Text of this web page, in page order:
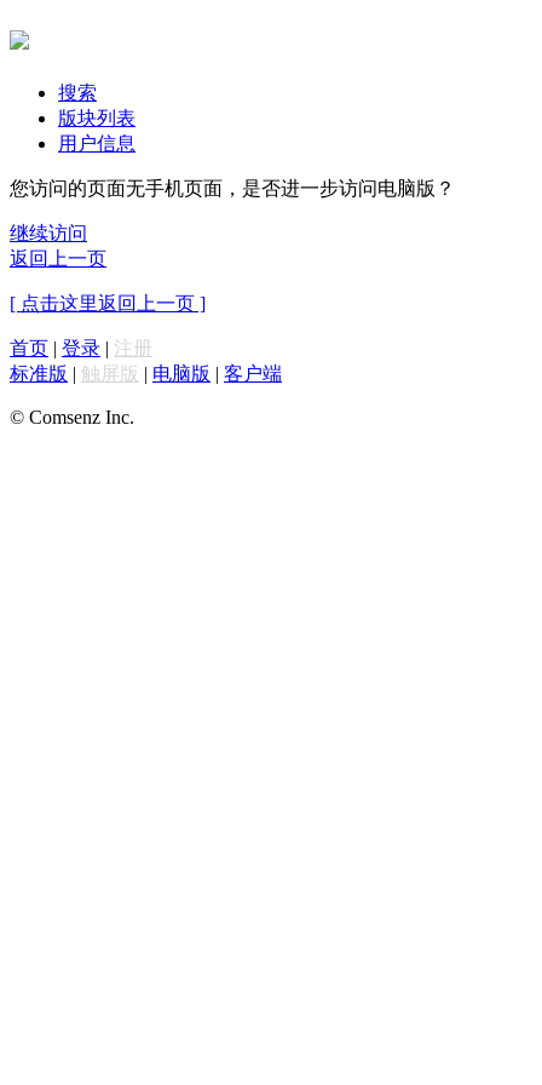
搜索
版块列表
用户信息
您访问的页面无手机页面，是否进一步访问电脑版？
继续访问
返回上一页
[ 点击这里返回上一页 ]
首页 | 登录 | 注册
标准版 | 触屏版 | 电脑版 | 客户端
© Comsenz Inc.